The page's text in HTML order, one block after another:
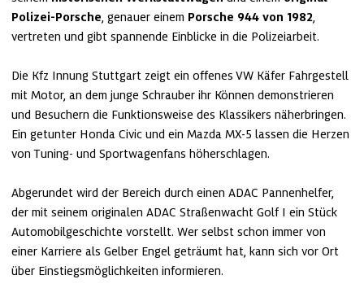
Polizei-Porsche, genauer einem Porsche 944 von 1982,
vertreten und gibt spannende Einblicke in die Polizeiarbeit.
Die Kfz Innung Stuttgart zeigt ein offenes VW Käfer Fahrgestell
mit Motor, an dem junge Schrauber ihr Können demonstrieren
und Besuchern die Funktionsweise des Klassikers näherbringen.
Ein getunter Honda Civic und ein Mazda MX‑5 lassen die Herzen
von Tuning‑ und Sportwagenfans höherschlagen.
Abgerundet wird der Bereich durch einen ADAC Pannenhelfer,
der mit seinem originalen ADAC Straßenwacht Golf I ein Stück
Automobilgeschichte vorstellt. Wer selbst schon immer von
einer Karriere als Gelber Engel geträumt hat, kann sich vor Ort
über Einstiegsmöglichkeiten informieren.